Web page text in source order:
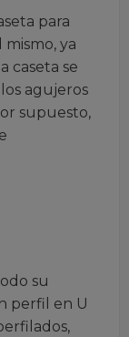
para
ya
caseta se
agujeros
supuesto,
su
perfil en U